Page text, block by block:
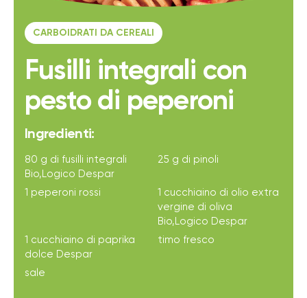
CARBOIDRATI DA CEREALI
Fusilli integrali con
pesto di peperoni
Ingredienti:
80 g di fusilli integrali
Bio,Logico Despar
25 g di pinoli
1 peperoni rossi
1 cucchiaino di olio extra
vergine di oliva
Bio,Logico Despar
1 cucchiaino di paprika
dolce Despar
timo fresco
sale